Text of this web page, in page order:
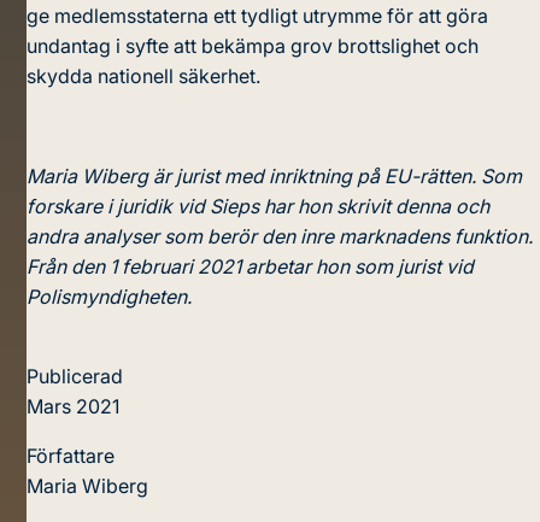
ge medlemsstaterna ett tydligt utrymme för att göra
undantag i syfte att bekämpa grov brottslighet och
skydda nationell säkerhet.
Maria Wiberg är jurist med inriktning på EU-rätten. Som
forskare i juridik vid Sieps har hon skrivit denna och
andra analyser som berör den inre marknadens funktion.
Från den 1 februari 2021 arbetar hon som jurist vid
Polismyndigheten.
Publicerad
Mars 2021
Författare
Maria Wiberg